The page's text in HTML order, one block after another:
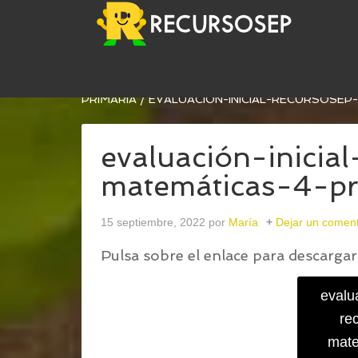
PRIMARIA /EVALUACIÓN-INICIAL-
evaluación-
matemáticas-4-
15 septiembre, 2022 por María Dejar un
Pulsa sobre el enlace para